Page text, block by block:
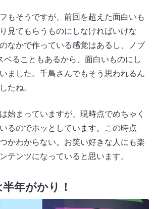
もそうですが、前回を超えた面白いも
見てもらうものにしなければいけな
なかで作っている感覚はあるし、ノブ
ベることもあるから、面白いものにし
ました。千鳥さんでもそう思われるん
たね。
始まっていますが、現時点でめちゃく
るのでホッとしています。この時点
かわからない。お笑い好きな人にも楽
テンツになっていると思います。
年がかり！